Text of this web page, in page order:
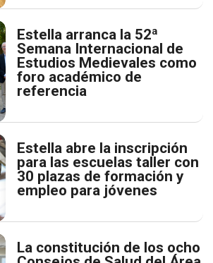
Estella arranca la 52ª
Semana Internacional de
Estudios Medievales como
foro académico de
referencia
Estella abre la inscripción
para las escuelas taller con
30 plazas de formación y
empleo para jóvenes
La constitución de los ocho